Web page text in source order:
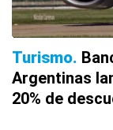
Turismo
Argentinas
20% de